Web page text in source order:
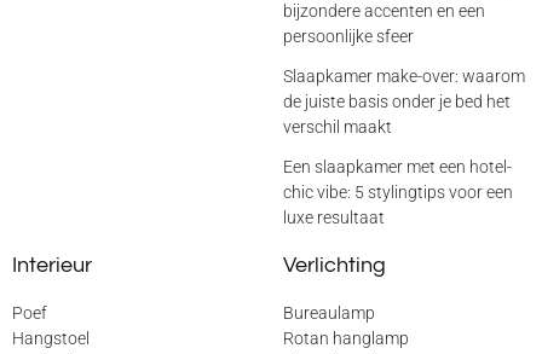
bijzondere accenten en een
persoonlijke sfeer
Slaapkamer make-over: waarom
de juiste basis onder je bed het
verschil maakt
Een slaapkamer met een hotel-
chic vibe: 5 stylingtips voor een
luxe resultaat
Interieur
Poef
Hangstoel
Verlichting
Bureaulamp
Rotan hanglamp